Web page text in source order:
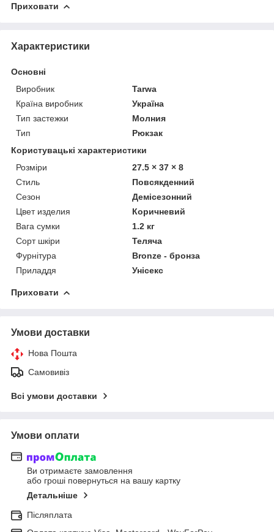
Приховати
Характеристики
Основні
Виробник
Tarwa
Країна виробник
Україна
Тип застежки
Молния
Тип
Рюкзак
Користувацькі характеристики
Розміри
27.5 × 37 × 8
Стиль
Повсякденний
Сезон
Демісезонний
Цвет изделия
Коричневий
Вага сумки
1.2 кг
Сорт шкіри
Теляча
Фурнітура
Bronze - бронза
Приладдя
Унісекс
Приховати
Умови доставки
Нова Пошта
Самовивіз
Всі умови доставки
Умови оплати
Ви отримаєте замовлення
або гроші повернуться на вашу картку
Детальніше
Післяплата